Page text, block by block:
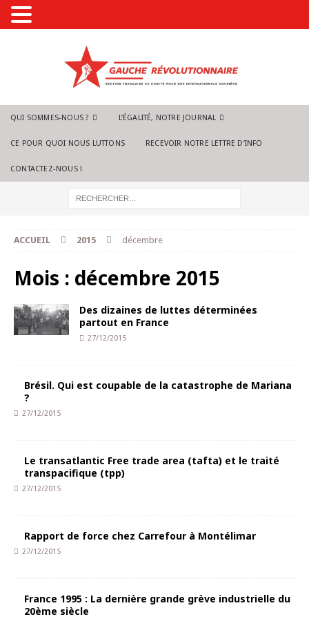
QUI SOMMES-NOUS ? L’ÉGALITÉ, NOTRE JOURNAL
CE POUR QUOI NOUS LUTTONS RECEVOIR NOTRE LETTRE D’INFO
CONTACTEZ-NOUS !
ACCUEIL 2015 décembre
Mois : décembre 2015
Des dizaines de luttes déterminées
partout en France
27/12/2015
Brésil. Qui est coupable de la catastrophe de Mariana
?
27/12/2015
Le transatlantic Free trade area (tafta) et le traité
transpacifique (tpp)
27/12/2015
Rapport de force chez Carrefour à Montélimar
27/12/2015
France 1995 : La dernière grande grève industrielle du
20ème siècle